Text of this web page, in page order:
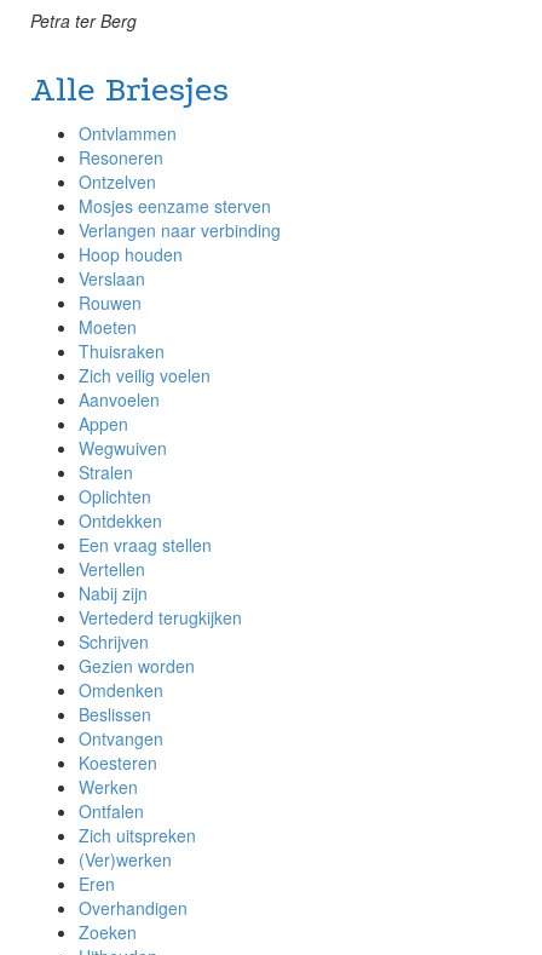
Petra ter Berg
Alle Briesjes
Ontvlammen
Resoneren
Ontzelven
Mosjes eenzame sterven
Verlangen naar verbinding
Hoop houden
Verslaan
Rouwen
Moeten
Thuisraken
Zich veilig voelen
Aanvoelen
Appen
Wegwuiven
Stralen
Oplichten
Ontdekken
Een vraag stellen
Vertellen
Nabij zijn
Vertederd terugkijken
Schrijven
Gezien worden
Omdenken
Beslissen
Ontvangen
Koesteren
Werken
Ontfalen
Zich uitspreken
(Ver)werken
Eren
Overhandigen
Zoeken